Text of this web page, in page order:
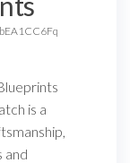
is a
and